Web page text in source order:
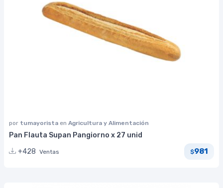
por tumayorista en Agricultura y Alimentación
Pan Flauta Supan Pangiorno x 27 unid
+428 Ventas $981